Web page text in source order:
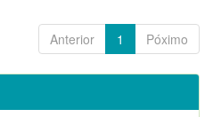
Anterior 1 Póximo